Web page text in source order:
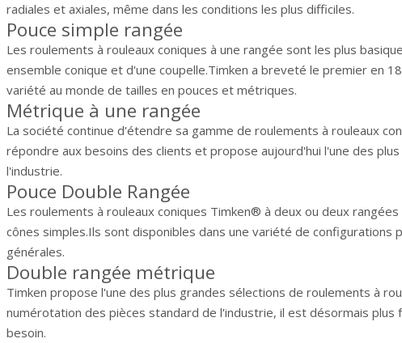
radiales et axiales, même dans les conditions les plus difficiles.
Pouce simple rangée
Les roulements à rouleaux coniques à une rangée sont les plus
ensemble conique et d'une coupelle.Timken a breveté le premier en
variété au monde de tailles en pouces et métriques.
Métrique à une rangée
La société continue d'étendre sa gamme de roulements à rouleaux
répondre aux besoins des clients et propose aujourd'hui l'une des
l'industrie.
Pouce Double Rangée
Les roulements à rouleaux coniques Timken® à deux ou deux
cônes simples.Ils sont disponibles dans une variété de configurations
générales.
Double rangée métrique
Timken propose l'une des plus grandes sélections de roulements à
numérotation des pièces standard de l'industrie, il est désormais
besoin.